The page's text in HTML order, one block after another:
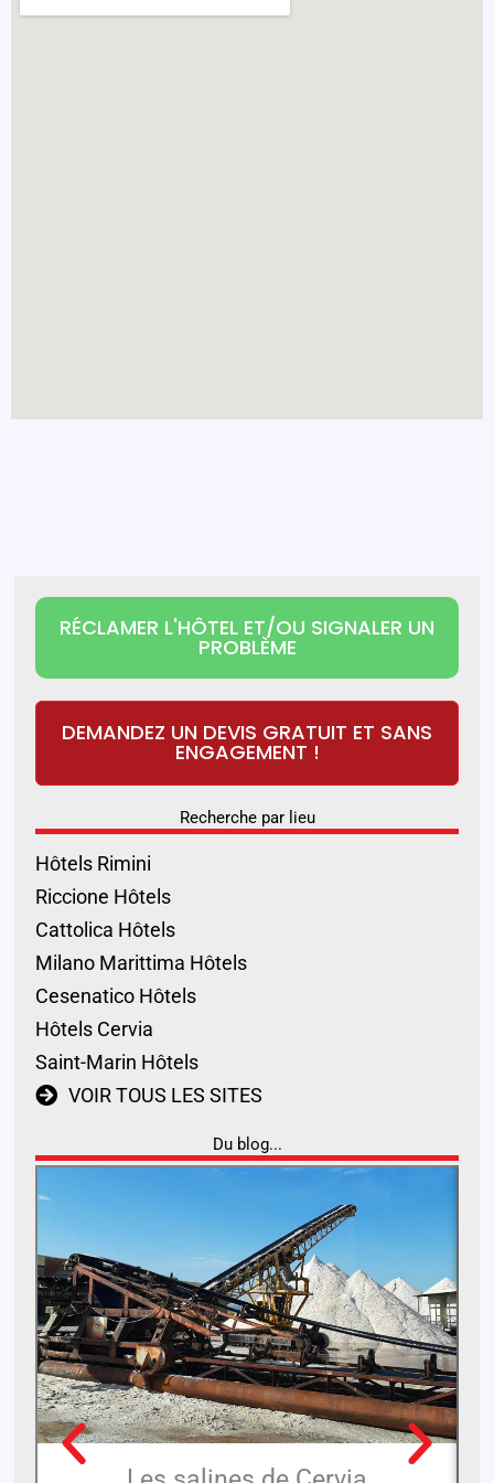
RÉCLAMER L'HÔTEL ET/OU SIGNALER UN
PROBLÈME
DEMANDEZ UN DEVIS GRATUIT ET SANS
ENGAGEMENT !
Recherche par lieu
Hôtels Rimini
Riccione Hôtels
Cattolica Hôtels
Milano Marittima Hôtels
Cesenatico Hôtels
Hôtels Cervia
Saint-Marin Hôtels
VOIR TOUS LES SITES
Du blog...